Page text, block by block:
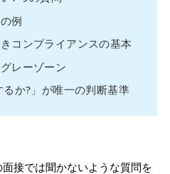
例
コンプライアンスの基本
レーゾーン
か?」が唯一の判断基準
接では聞かないような質問を